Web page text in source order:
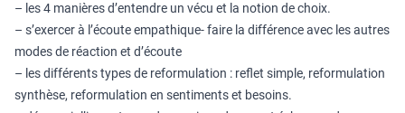
– les 4 manières d’entendre un vécu et la notion de choix.
– s’exercer à l’écoute empathique- faire la différence avec les autres
modes de réaction et d’écoute
– les différents types de reformulation : reflet simple, reformulation
synthèse, reformulation en sentiments et besoins.